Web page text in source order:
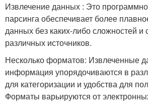
Извлечение данных : Это
парсинга обеспечивает более
данных без каких-либо сложностей и
различных источников.
Несколько форматов: Извлеченные
информация упорядочиваются в
для категоризации и удобства для
Форматы варьируются от